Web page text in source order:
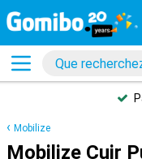
Mobilize
Mobilize Cuir